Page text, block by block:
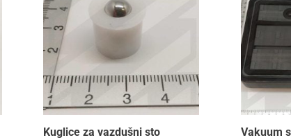
Kuglice za vazdušni sto Vakuum